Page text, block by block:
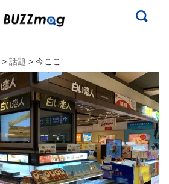
> 話題 > 今ここ